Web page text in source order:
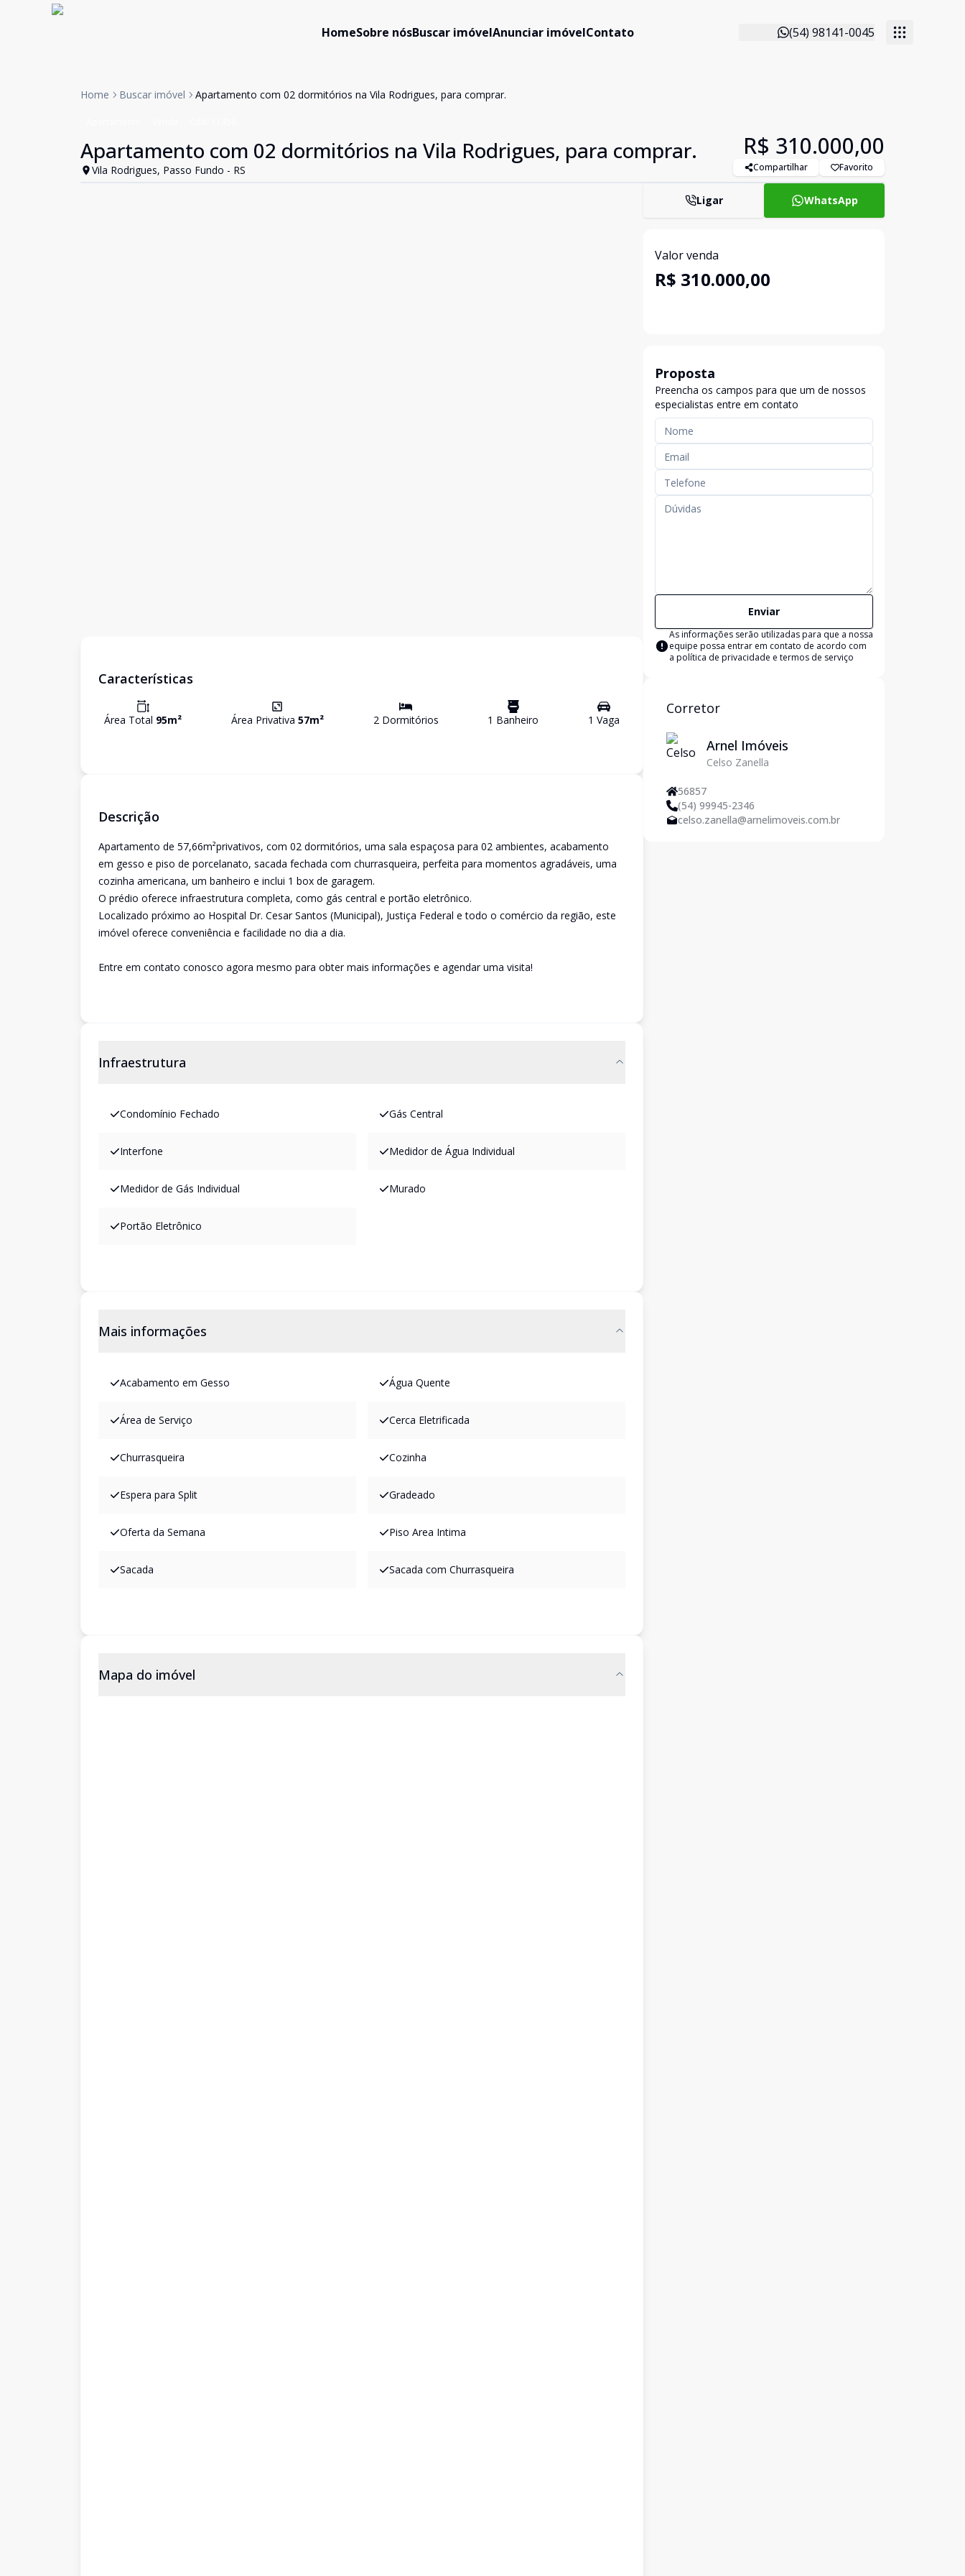
HomeSobre nósBuscar imóvelAnunciar imóvelContato (54) 98141-0045
Home Buscar imóvel Apartamento com 02 dormitórios na Vila Rodrigues, para comprar.
Apartamento com 02 dormitórios na Vila Rodrigues, para comprar.
Vila Rodrigues, Passo Fundo - RS
R$ 310.000,00
Compartilhar Favorito
Características
Área Total 95m² Área Privativa 57m² 2Dormitórios 1 Banheiro 1 Vaga
Descrição
Apartamento de 57,66m²privativos, com 02 dormitórios, uma sala espaçosa para 02 ambientes, acabamento
em gesso e piso de porcelanato, sacada fechada com churrasqueira, perfeita para momentos agradáveis, uma
cozinha americana, um banheiro e inclui 1 box de garagem.
O prédio oferece infraestrutura completa, como gás central e portão eletrônico.
Localizado próximo ao Hospital Dr. Cesar Santos (Municipal), Justiça Federal e todo o comércio da região, este
imóvel oferece conveniência e facilidade no dia a dia.
Entre em contato conosco agora mesmo para obter mais informações e agendar uma visita!
Infraestrutura
Condomínio Fechado Gás Central
Interfone Medidor de Água Individual
Medidor de Gás Individual Murado
Portão Eletrônico
Mais informações
Acabamento em Gesso Água Quente
Área de Serviço Cerca Eletrificada
Churrasqueira Cozinha
Espera para Split Gradeado
Oferta da Semana Piso Area Intima
Sacada Sacada com Churrasqueira
Mapa do imóvel
Ligar WhatsApp
Valor venda
R$ 310.000,00
Proposta
Preencha os campos para que um de nossos
especialistas entre em contato
Enviar
As informações serão utilizadas para que a nossa
equipe possa entrar em contato de acordo com
a política de privacidade e termos de serviço
Corretor
Arnel Imóveis
Celso Zanella
56857
(54) 99945-2346
celso.zanella@arnelimoveis.com.br